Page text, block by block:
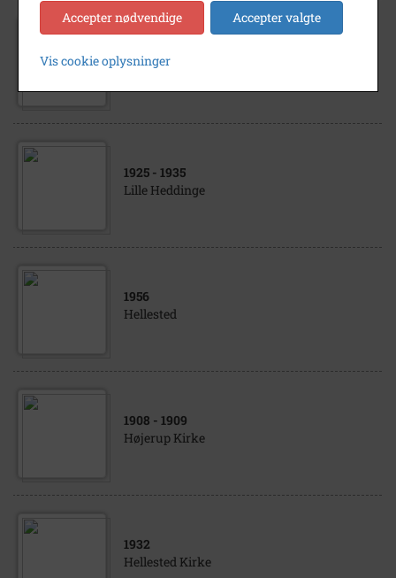
Store Heddinge Kirke
1925 - 1935
Lille Heddinge
1956
Hellested
1908 - 1909
Højerup Kirke
1932
Hellested Kirke
Accepter nødvendige Accepter valgte
Vis cookie oplysninger